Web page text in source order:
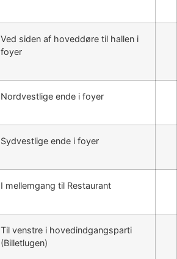
Ved siden af hoveddøre til hallen i
foyer
Nordvestlige ende i foyer
Sydvestlige ende i foyer
I mellemgang til Restaurant
Til venstre i hovedindgangsparti
(Billetlugen)